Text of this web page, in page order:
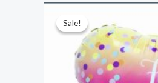
Sale!
Sale!
El
precio
original
era:
$ 4.000.
El
actual
es:
$ 2.800.